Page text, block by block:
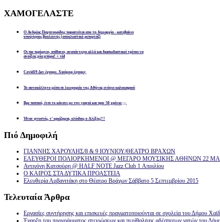
ΧΑΜΟΓΕΛΑΣΤΕ
Ο Ανδρέας Παχατουρίδης παραιτείται απο τη δημαρχία - κατεβαίνει
υποψήφιος βουλευτής (αποκλειστικό ρεπορτάζ)
Οι πιο περίεργοι, απίθανοι, αναπάντεχοι αλλά και διασκεδαστικοί τρόποι να
ανοίξεις μία μπύρα! + vid
Covid19 Δεν έχουμε. Χιούμορ έχουμε;
Το αυτοκόλλητο μέσα σε λεωφορείο της Αθήνας ενόψει καλοκαιριού
Βρε παππού, έτσι το κάνατε με την γιαγιά και πριν 50 χρόνια ;;;
Ήταν φτυστός, τ’ ορκίζομαι, ολόιδιος ο Αλέξης!!!
Πιό Δημοφιλή
ΓΙΑΝΝΗΣ ΧΑΡΟΥΛΗΣ/8 & 9 ΙΟΥΝΙΟΥ/ΘΕΑΤΡΟ ΒΡΑΧΩΝ
ΕΛΕΥΘΕΡΟΙ ΠΟΛΙΟΡΚΗΜΕΝΟΙ @ ΜΕΓΑΡΟ ΜΟΥΣΙΚΗΣ ΑΘΗΝΩΝ 22
Αντιγόνη Κατσούρη @ HALF NOTE Jazz Club 1 Απριλίου
Ο ΚΑΙΡΟΣ ΣΤΑ ΔΥΤΙΚΑ ΠΡΟΑΣΤΕΙΑ
Ελευθερία Αρβανιτάκη στο Θέατρο Βράχων Σάββατο 5 Σεπτεμβρίου 2015
Τελευταία Άρθρα
Εργασίες συντήρησης και επισκευές πραγματοποιούνται σε σχολεία του Δήμου
Έναρξη του προγράμματος στειρώσεων και περίθαλψης αδέσποτων γατών του